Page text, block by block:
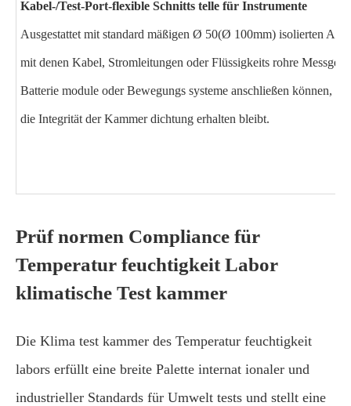
Kabel-/Test-Port-flexible Schnitts telle für Instrumente
Ausgestattet mit standard mäßigen Ø 50(Ø 100mm) isolierten
mit denen Kabel, Stromleitungen oder Flüssigkeits rohre
Batterie module oder Bewegungs systeme anschließen können,
die Integrität der Kammer dichtung erhalten bleibt.
Prüf normen Compliance für
Temperatur feuchtigkeit Labor
klimatische Test kammer
Die Klima test kammer des Temperatur feuchtigkeit
labors erfüllt eine breite Palette internat ionaler und
industrieller Standards für Umwelt tests und stellt eine